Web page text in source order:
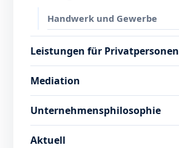
Handwerk und Gewerbe
Leistungen für Privatpersonen
Mediation
Unternehmensphilosophie
Aktuell